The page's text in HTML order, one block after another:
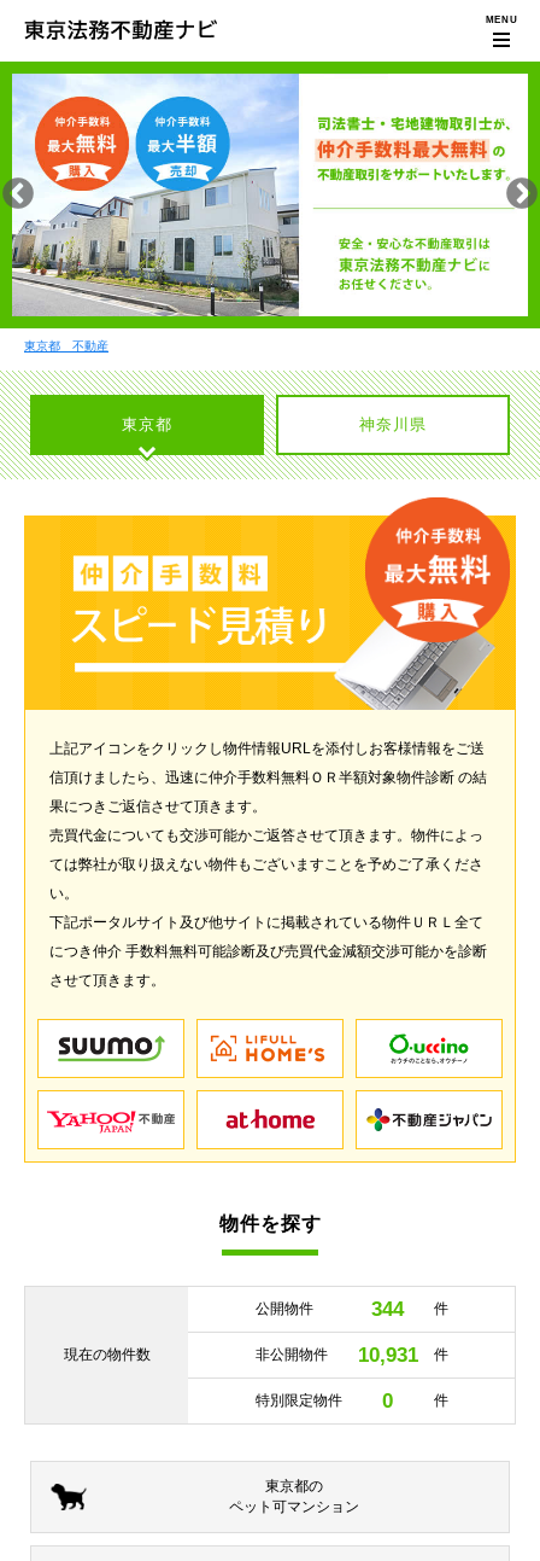
東京都 不動産
東京都 神奈川県
上記アイコンをクリックし物件情報URLを添付しお客様情報をご送
信頂けましたら、迅速に仲介手数料無料ＯＲ半額対象物件診断 の結
果につきご返信させて頂きます。
売買代金についても交渉可能かご返答させて頂きます。物件によっ
ては弊社が取り扱えない物件もございますことを予めご了承くださ
い。
下記ポータルサイト及び他サイトに掲載されている物件ＵＲＬ全て
につき仲介 手数料無料可能診断及び売買代金減額交渉可能かを診断
させて頂きます。
物件を探す
現在の物件数
公開物件 344 件
非公開物件 10,931 件
特別限定物件 0 件
東京都の
ペット可マンション